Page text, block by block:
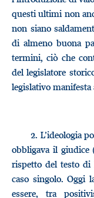
questi ultimi non
non siano
di almeno buona
termini, ciò che
del legislatore
legislativo
2. L’ideologia
obbligava il giudice
rispetto del testo di
caso singolo. Oggi
essere, tra